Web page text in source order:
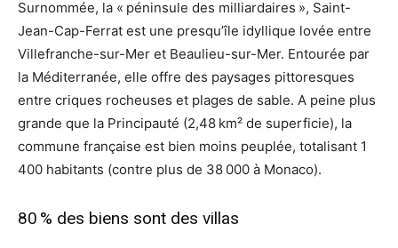
Surnommée, la « péninsule des milliardaires », Saint-
Jean-Cap-Ferrat est une presqu’île idyllique lovée entre
Villefranche-sur-Mer et Beaulieu-sur-Mer. Entourée par
la Méditerranée, elle offre des paysages pittoresques
entre criques rocheuses et plages de sable. A peine plus
grande que la Principauté (2,48 km² de superficie), la
commune française est bien moins peuplée, totalisant 1
400 habitants (contre plus de 38 000 à Monaco).
80 % des biens sont des villas